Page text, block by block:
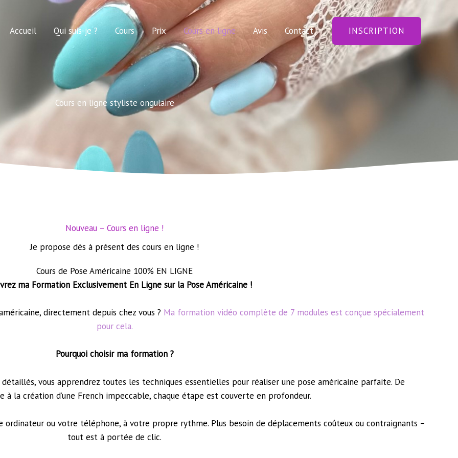
Accueil Qui suis-je ? Cours Prix Cours en ligne Avis Contact INSCRIPTION
Cours en ligne styliste ongulaire
Nouveau – Cours en ligne !
Je propose dès à présent des cours en ligne !
Cours de Pose Américaine 100% EN LIGNE
ma Formation Exclusivement En Ligne sur la Pose Américaine !
directement depuis chez vous ? Ma formation vidéo complète de 7 modules est conçue spécialement
pour cela.
Pourquoi choisir ma formation ?
détaillés, vous apprendrez toutes les techniques essentielles pour réaliser une pose américaine parfaite. De
à la création d’une French impeccable, chaque étape est couverte en profondeur.
ordinateur ou votre téléphone, à votre propre rythme. Plus besoin de déplacements coûteux ou contraignants –
tout est à portée de clic.